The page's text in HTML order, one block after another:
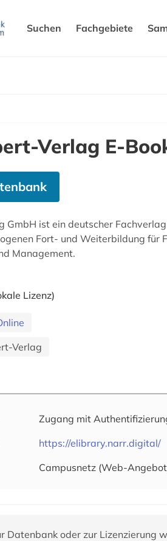
Suchen Fachgebiete
Verlag E-
GmbH ist ein deutscher
Fort- und Weiterbildung für
Management.
Lizenz)
Verlag
Zugang mit
https://elibrary.narr.digital/
Campusnetz (Web-
Datenbank oder zur Lizenzierung